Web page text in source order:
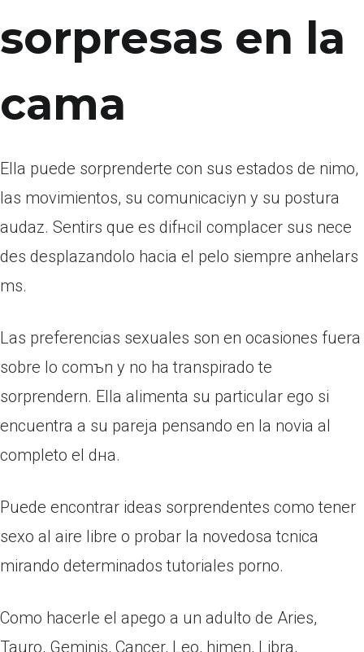
sorpresas en la
cama
Ella puede sorprenderte con sus estados de nimo,
las movimientos, su comunicaciуn y su postura
audaz. Sentirs que es difнcil complacer sus nece
des desplazandolo hacia el pelo siempre anhelars
ms.
Las preferencias sexuales son en ocasiones fuera
sobre lo comъn y no ha transpirado te
sorprendern. Ella alimenta su particular ego si
encuentra a su pareja pensando en la novia al
completo el dнa.
Puede encontrar ideas sorprendentes como tener
sexo al aire libre o probar la novedosa tcnica
mirando determinados tutoriales porno.
Como hacerle el apego a un adulto de Aries,
Tauro, Geminis, Cancer, Leo, himen, Libra,